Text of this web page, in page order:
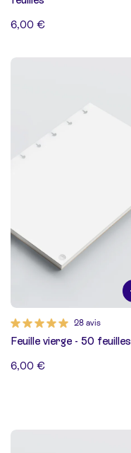
6,00 €
28 avis
Feuille vierge - 50 feuilles
6,00 €